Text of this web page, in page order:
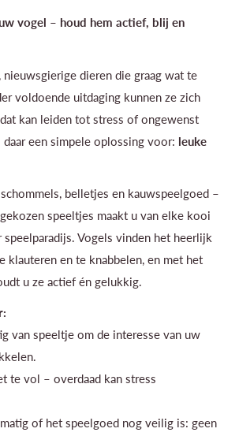
vogel – houd hem actief, blij en
dieren die graag wat te
voldoende uitdaging kunnen ze zich
kan leiden tot stress of ongewenst
een simpele oplossing voor: leuke
belletjes en kauwspeelgoed –
speeltjes maakt u van elke kooi
Vogels vinden het heerlijk
klauteren en te knabbelen, en met het
u ze actief én gelukkig.
van speeltje om de interesse van uw
te vol – overdaad kan stress
of het speelgoed nog veilig is: geen